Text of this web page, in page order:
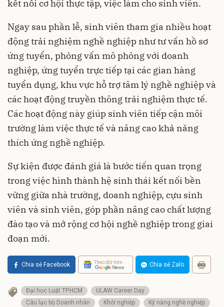
kết nối cơ hội thực tập, việc làm cho sinh viên.
Ngay sau phần lễ, sinh viên tham gia nhiều hoạt
động trải nghiệm nghề nghiệp như tư vấn hồ sơ
ứng tuyển, phỏng vấn mô phỏng với doanh
nghiệp, ứng tuyển trực tiếp tại các gian hàng
tuyển dụng, khu vực hỗ trợ tâm lý nghề nghiệp và
các hoạt động truyền thông trải nghiệm thực tế.
Các hoạt động này giúp sinh viên tiếp cận môi
trường làm việc thực tế và nâng cao khả năng
thích ứng nghề nghiệp.
Sự kiện được đánh giá là bước tiến quan trọng
trong việc hình thành hệ sinh thái kết nối bền
vững giữa nhà trường, doanh nghiệp, cựu sinh
viên và sinh viên, góp phần nâng cao chất lượng
đào tạo và mở rộng cơ hội nghề nghiệp trong giai
đoạn mới.
Chia sẻ Facebook Theo dõi trên Chia sẻ Zalo
Đại học Luật TP.HCM
ULAW Career Day
Câu lạc bộ Doanh nhân
Khởi nghiệp
Kỹ năng nghề nghiệp